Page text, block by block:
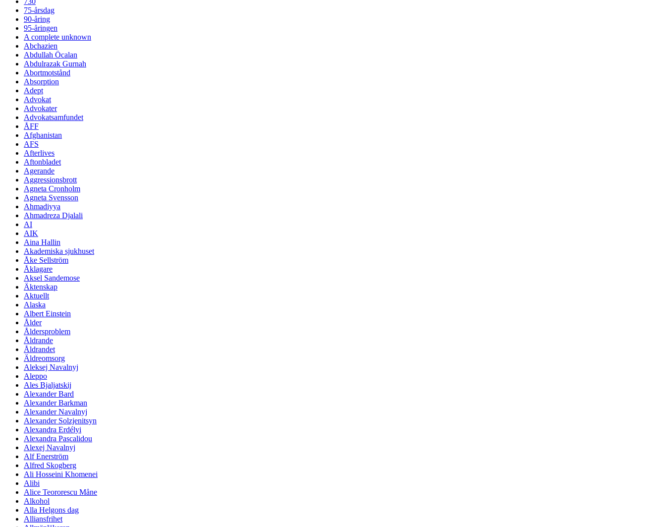
75-årsdag
90-åring
95-åringen
A complete unknown
Abchazien
Abdullah Öcalan
Abdulrazak Gurnah
Abortmotstånd
Absorption
Adept
Advokat
Advokater
Advokatsamfundet
ÅFF
Afghanistan
AFS
Afterlives
Aftonbladet
Agerande
Aggressionsbrott
Agneta Cronholm
Agneta Svensson
Ahmadiyya
Ahmadreza Djalali
AI
AIK
Aina Hallin
Akademiska sjukhuset
Åke Sellström
Åklagare
Aksel Sandemose
Äktenskap
Aktuellt
Alaska
Albert Einstein
Ålder
Åldersproblem
Åldrande
Åldrandet
Äldreomsorg
Aleksej Navalnyj
Aleppo
Ales Bjaljatskij
Alexander Bard
Alexander Barkman
Alexander Navalnyj
Alexander Solzjenitsyn
Alexandra Erdélyi
Alexandra Pascalidou
Alexej Navalnyj
Alf Enerström
Alfred Skogberg
Ali Hosseini Khomenei
Alibi
Alice Teororescu Måne
Alkohol
Alla Helgons dag
Alliansfrihet